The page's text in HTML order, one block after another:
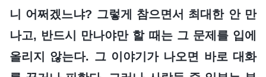
니 어쩌겠느냐? 그렇게 참으면서 최대한 안 만
나고, 반드시 만나야만 할 때는 그 문제를 입에
올리지 않는다. 그 이야기가 나오면 바로 대화